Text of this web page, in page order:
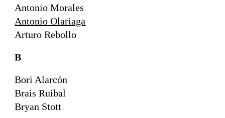
Antonio Morales
Antonio Olariaga
Arturo Rebollo
B
Bori Alarcón
Brais Ruibal
Bryan Stott